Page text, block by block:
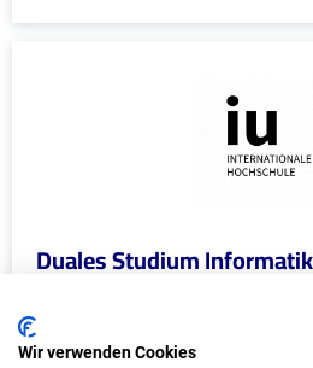
Duales Studium
virtuellen Campus - FBSC
Wir verwenden Cookies